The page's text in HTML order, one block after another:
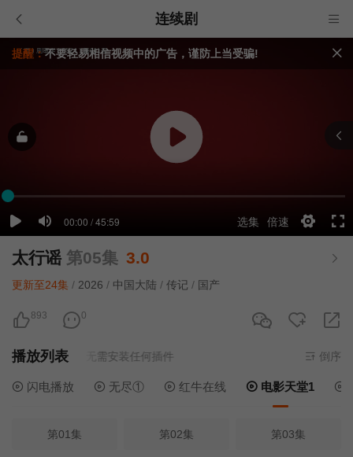
连续剧
提醒：不要轻易相信视频中的广告，谨防上当受骗!
视频载入速度跟网速有关，请耐心等待几秒钟。
太行谣 第05集 3.0
更新至24集 / 2026 / 中国大陆 / 传记 / 国产
893 0
播放列表
源电影天堂1- 无需安装任何插件 倒序
闪电播放 无尽① 红牛在线 电影天堂1
第01集 第02集 第03集